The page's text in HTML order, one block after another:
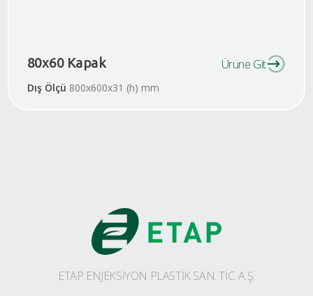
80x60 Kapak
Dış Ölçü 800x600x31 (h) mm
Ürüne Git
ETAP ENJEKSİYON PLASTİK SAN. TİC. A.Ş.